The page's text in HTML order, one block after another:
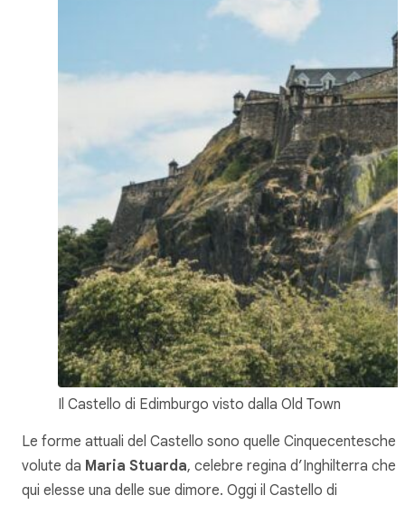
Il Castello di Edimburgo visto dalla Old Town
Le forme attuali del Castello sono quelle Cinquecentesche
volute da Maria Stuarda, celebre regina d’Inghilterra che
qui elesse una delle sue dimore. Oggi il Castello di